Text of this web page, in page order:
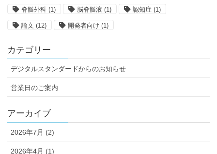
脊髄外科 (1) 脳脊髄液 (1) 認知症 (1)
論文 (12) 開発者向け (1)
カテゴリー
デジタルスタンダードからのお知らせ
営業日のご案内
アーカイブ
2026年7月 (2)
2026年4月 (1)